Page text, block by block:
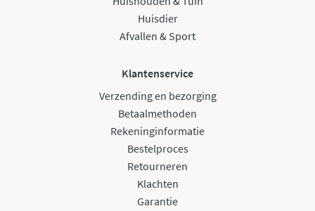
Huisdier
Afvallen & Sport
Klantenservice
Verzending en bezorging
Betaalmethoden
Rekeninginformatie
Bestelproces
Retourneren
Klachten
Garantie